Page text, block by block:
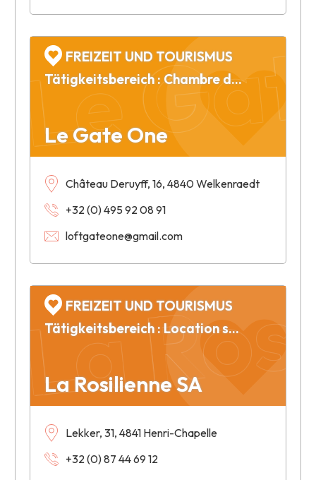
Le
Le Gate One
FREIZEIT UND TOURISMUS
Tätigkeitsbereich : Chambre d'hôtes de luxe
Château Deruyff, 16, 4840 Welkenraedt
+32 (0) 495 92 08 91
loftgateone@gmail.com
La
La Rosilienne SA
FREIZEIT UND TOURISMUS
Tätigkeitsbereich : Location salle d'événement - Event location
Lekker, 31, 4841 Henri-Chapelle
+32 (0) 87 44 69 12